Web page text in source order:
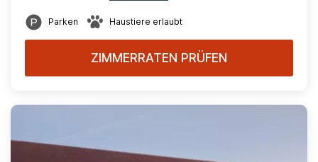
Parken Haustiere erlaubt
ZIMMERRATEN PRÜFEN